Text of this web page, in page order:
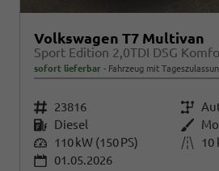
Volkswagen T7 Multivan
Sport Edition 2,0TDI DSG
sofort lieferbar Fahrzeug mit
Fahrzeugnr. 23816 Getriebe
Kraftstoff Diesel Außenfarbe
Leistung 110 kW (150 PS) Kilometerstand
10
01.05.2026